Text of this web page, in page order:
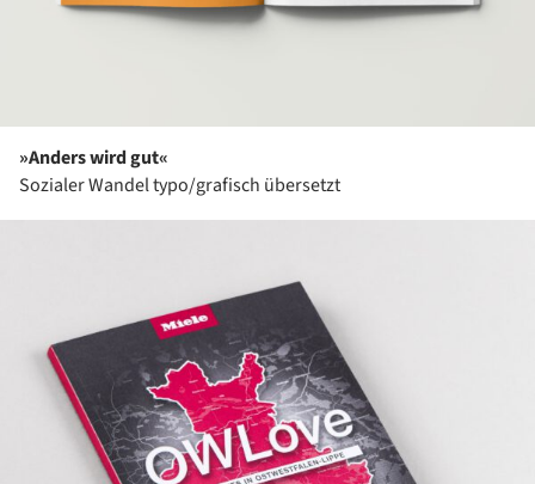
»Anders wird gut«
Sozialer Wandel typo/grafisch übersetzt